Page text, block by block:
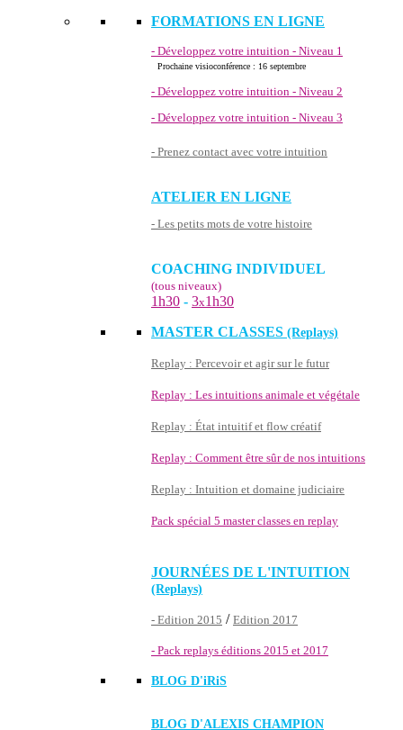
FORMATIONS EN LIGNE
- Développez votre intuition - Niveau 1
Prochaine visioconférence : 16 septembre
- Développez votre intuition - Niveau 2
- Développez votre intuition - Niveau 3
- Prenez contact avec votre intuition
ATELIER EN LIGNE
- Les petits mots de votre histoire
COACHING INDIVIDUEL
(tous niveaux)
1h30 - 3x1h30
MASTER CLASSES (Replays)
Replay : Percevoir et agir sur le futur
Replay : Les intuitions animale et végétale
Replay : État intuitif et flow créatif
Replay : Comment être sûr de nos intuitions
Replay : Intuition et domaine judiciaire
Pack spécial 5 master classes en replay
JOURNÉES DE L'INTUITION
(Replays)
- Edition 2015 / Edition 2017
- Pack replays éditions 2015 et 2017
BLOG D'iRiS
BLOG D'ALEXIS CHAMPION